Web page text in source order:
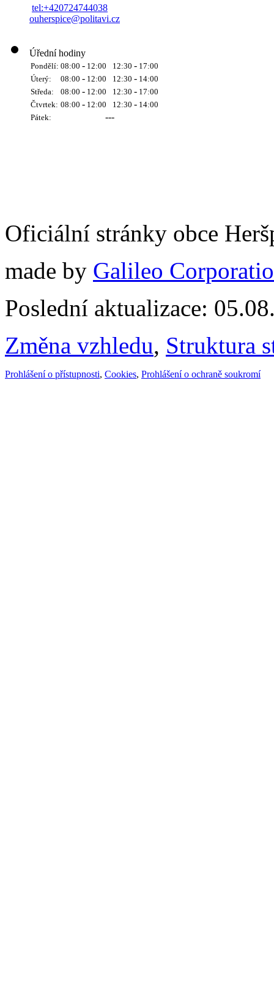
tel:+420724744038
ouherspice@politavi.cz
Úřední hodiny
Pondělí: 08:00 - 12:00 12:30 - 17:00
Úterý:
08:00 - 12:00 12:30 - 14:00
Středa:
08:00 - 12:00 12:30 - 17:00
Čtvrtek: 08:00 - 12:00 12:30 - 14:00
Pátek:
---
Oficiální stránky obce
made by Galileo
Poslední aktualizace:
Změna vzhledu, Struktura
Prohlášení o přístupnosti, Cookies, Prohlášení o ochraně soukromí